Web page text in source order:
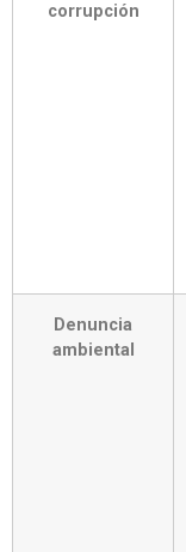
corrupción
Denuncia
ambiental